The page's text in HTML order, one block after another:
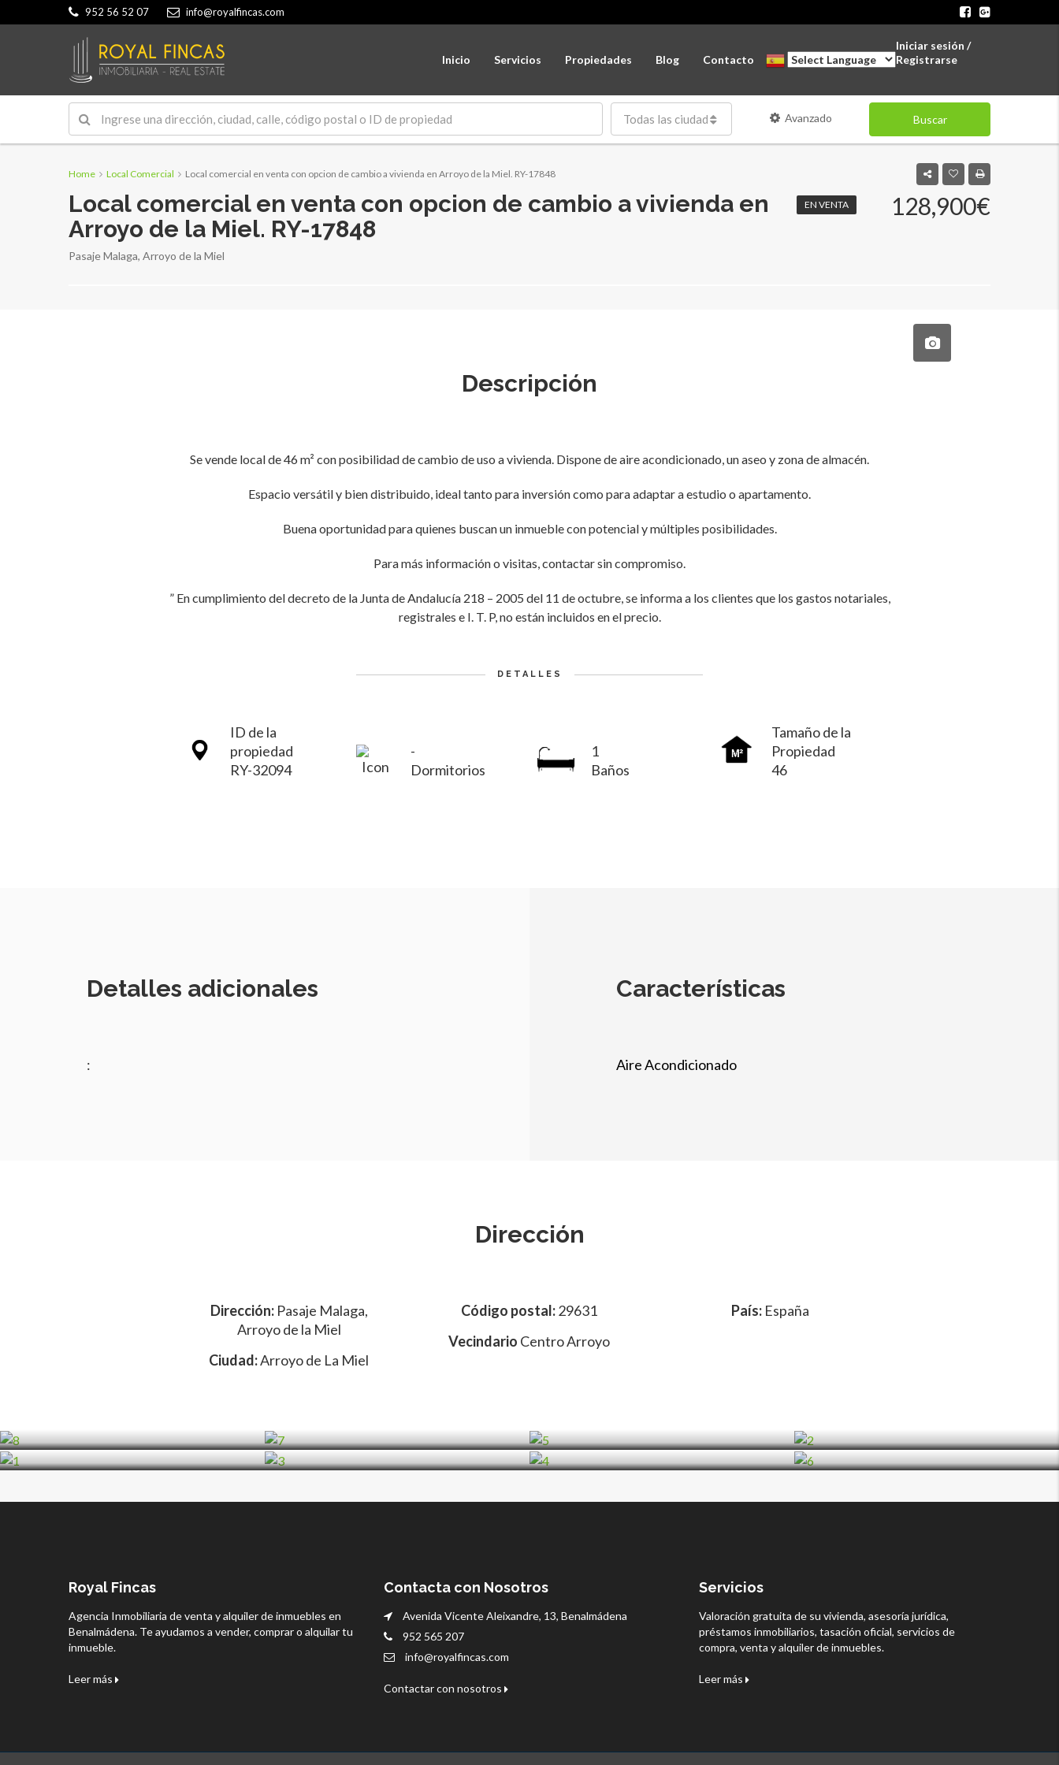
952 56 52 07 info@royalfincas.com
Inicio Servicios Propiedades Blog Contacto
Iniciar sesión /
Registrarse
Todas las ciudades Avanzado Buscar
Home Local Comercial Local comercial en venta con opcion de cambio a vivienda en Arroyo de la Miel. RY-17848
Local comercial en venta con opcion de cambio a vivienda en
Arroyo de la Miel. RY-17848
EN VENTA
Pasaje Malaga, Arroyo de la Miel
128,900€
Descripción
Se vende local de 46 m² con posibilidad de cambio de uso a vivienda. Dispone de aire acondicionado, un aseo y zona de almacén.
Espacio versátil y bien distribuido, ideal tanto para inversión como para adaptar a estudio o apartamento.
Buena oportunidad para quienes buscan un inmueble con potencial y múltiples posibilidades.
Para más información o visitas, contactar sin compromiso.
” En cumplimiento del decreto de la Junta de Andalucía 218 – 2005 del 11 de octubre, se informa a los clientes que los gastos notariales,
registrales e I. T. P, no están incluidos en el precio.
DETALLES
ID de la
propiedad
RY-32094
-
Dormitorios
1
Baños
Tamaño de la
Propiedad
46
Detalles adicionales
:
Características
Aire Acondicionado
Dirección
Dirección:Pasaje Malaga,
Arroyo de la Miel
Ciudad:Arroyo de La Miel
Código postal:29631
Vecindario Centro Arroyo
País:España
Royal Fincas
Agencia Inmobiliaria de venta y alquiler de inmuebles en
Benalmádena. Te ayudamos a vender, comprar o alquilar tu
inmueble.
Leer más
Contacta con Nosotros
Avenida Vicente Aleixandre, 13, Benalmádena
952 565 207
info@royalfincas.com
Contactar con nosotros
Servicios
Valoración gratuita de su vivienda, asesoría jurídica,
préstamos inmobiliarios, tasación oficial, servicios de
compra, venta y alquiler de inmuebles.
Leer más